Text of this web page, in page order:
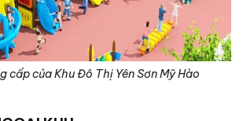
cấp của Khu Đô Thị Yên Sơn Mỹ Hào